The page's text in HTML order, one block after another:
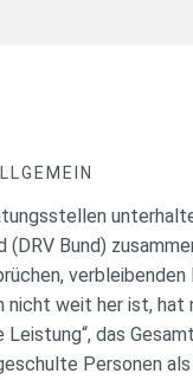
(DRV Bund)
nicht weit her ist,
Leistung“, das
Personen